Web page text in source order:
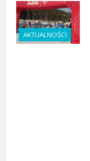
AKTUALNOŚCI